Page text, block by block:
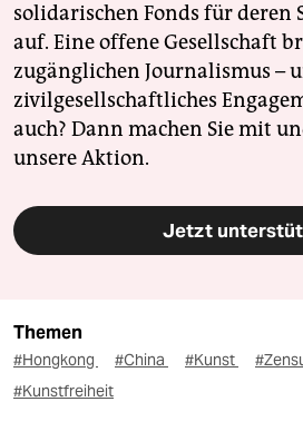
solidarischen Fonds für deren
auf. Eine offene Gesellschaft
zugänglichen Journalismus –
zivilgesellschaftliches
auch? Dann machen Sie mit
unsere Aktion.
Jetzt
Themen
#Hongkong #China #Kunst
#Kunstfreiheit